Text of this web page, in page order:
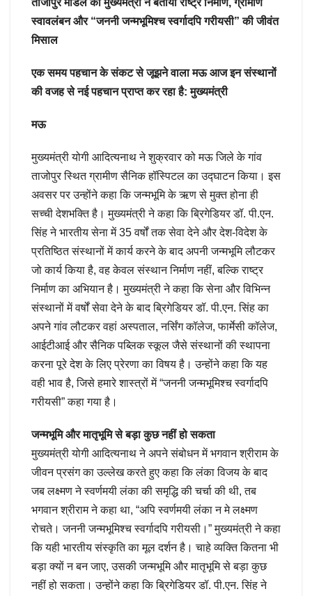
स्वावलंबन और “जननी जन्मभूमिश्च स्वर्गादपि गरीयसी” की जीवंत
मिसाल
एक समय पहचान के संकट से जूझने वाला मऊ आज इन संस्थानों
की वजह से नई पहचान प्राप्त कर रहा है: मुख्यमंत्री
मऊ
मुख्यमंत्री योगी आदित्यनाथ ने शुक्रवार को मऊ जिले के गांव
ताजोपुर स्थित ग्रामीण सैनिक हॉस्पिटल का उद्घाटन किया। इस
अवसर पर उन्होंने कहा कि जन्मभूमि के ऋण से मुक्त होना ही
सच्ची देशभक्ति है। मुख्यमंत्री ने कहा कि ब्रिगेडियर डॉ. पी.एन.
सिंह ने भारतीय सेना में 35 वर्षों तक सेवा देने और देश-विदेश के
प्रतिष्ठित संस्थानों में कार्य करने के बाद अपनी जन्मभूमि लौटकर
जो कार्य किया है, वह केवल संस्थान निर्माण नहीं, बल्कि राष्ट्र
निर्माण का अभियान है। मुख्यमंत्री ने कहा कि सेना और विभिन्न
संस्थानों में वर्षों सेवा देने के बाद ब्रिगेडियर डॉ. पी.एन. सिंह का
अपने गांव लौटकर वहां अस्पताल, नर्सिंग कॉलेज, फार्मेसी कॉलेज,
आईटीआई और सैनिक पब्लिक स्कूल जैसे संस्थानों की स्थापना
करना पूरे देश के लिए प्रेरणा का विषय है। उन्होंने कहा कि यह
वही भाव है, जिसे हमारे शास्त्रों में “जननी जन्मभूमिश्च स्वर्गादपि
गरीयसी” कहा गया है।
जन्मभूमि और मातृभूमि से बड़ा कुछ नहीं हो सकता
मुख्यमंत्री योगी आदित्यनाथ ने अपने संबोधन में भगवान श्रीराम के
जीवन प्रसंग का उल्लेख करते हुए कहा कि लंका विजय के बाद
जब लक्ष्मण ने स्वर्णमयी लंका की समृद्धि की चर्चा की थी, तब
भगवान श्रीराम ने कहा था, “अपि स्वर्णमयी लंका न मे लक्ष्मण
रोचते। जननी जन्मभूमिश्च स्वर्गादपि गरीयसी।” मुख्यमंत्री ने कहा
कि यही भारतीय संस्कृति का मूल दर्शन है। चाहे व्यक्ति कितना भी
बड़ा क्यों न बन जाए, उसकी जन्मभूमि और मातृभूमि से बड़ा कुछ
नहीं हो सकता। उन्होंने कहा कि ब्रिगेडियर डॉ. पी.एन. सिंह ने